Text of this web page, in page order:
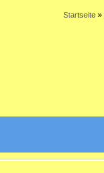
Startseite»